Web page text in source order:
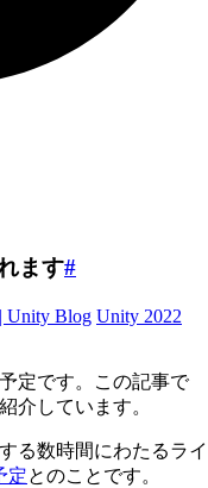
ます#
Unity Blog Unity 2022
定です。この記事で
介しています。
る数時間にわたるライ
定とのことです。